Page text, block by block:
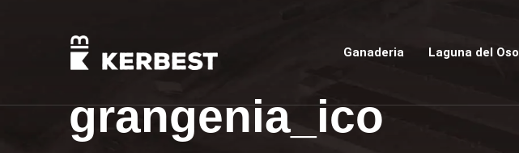
Ganaderia Laguna del Oso
grangenia_ico